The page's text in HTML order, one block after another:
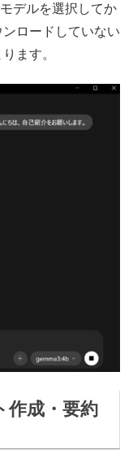
デルを選択してか
ロードしていない
ます。
成・要約